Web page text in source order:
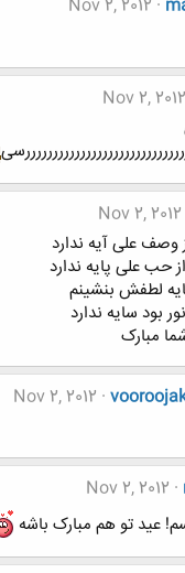
Nov 2, 2012
Nov 2, 2012
Nov 2, 2012
وصف علی آیه ندارد
حب علی پایه ندارد
لطفش بنشینم
بود سایه ندارد
مبارک
Nov 2, 2012
Nov 2, 2012
عید تو هم مبارک باشه